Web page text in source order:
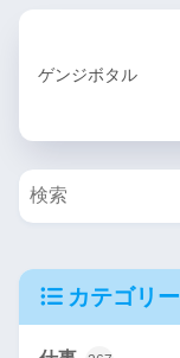
ゲンジボタル
カテゴリー